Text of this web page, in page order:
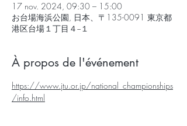
17 nov. 2024, 09:30 – 15:00
お台場海浜公園, 日本、〒135-0091 東京都
港区台場１丁目４−１
À propos de l'événement
https://www.jtu.or.jp/national_championships
/info.html